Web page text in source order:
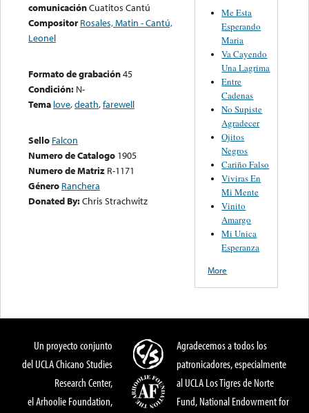
comunicaciónCuatitos Cantú
Compositor Rosales, Matin - Cantú,
Leonel
Formato de grabación45
Condición: N-
Tema love,death,farewell
Sello Falcon
Numero de Catalogo 1905
Numero de Matriz R-1171
Género Ranchera
Donated By:Chris Strachwitz
Me Esta
Esperando
Maria
Va Cayendo
Una Lagrima
Entre
Cadenas
No Supiste
Agradecer
Ojitos
Negros
Cariño Falso
Viviras En
Mi Mente
Vinito
Amargo
Mi Unica
Esperanza
More
Un proyecto conjunto
del UCLA Chicano Studies
Research Center,
el Arhoolie Foundation,
Agradecemos a todos los
patronicadores, especialmente
al UCLA Los Tigres de Norte
Fund, National Endowment for